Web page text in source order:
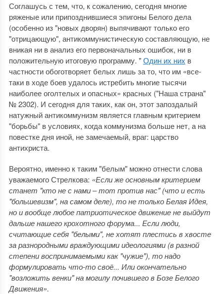
Соглашусь с тем, что, к сожалению, сегодня многие
ряженые или припозднившиеся эпигоны Белого дела
(особенно из "новых дворян) выпячивают только его
"отрицающую", антикоммунистическую составляющую, не
вникая ни в анализ его первоначальных ошибок, ни в
положительную итоговую программу. "Один их них в
частности обоготворяет белых лишь за то, что им «все-
таки в ходе боев удалось истребить многие тысячи
наиболее оголтелых и опасных» красных ("Наша страна"
№ 2302). И сегодня для таких, как он, этот запоздалый
натужный антикоммунизм является главным критерием
"борьбы" в условиях, когда коммунизма больше нет, а на
повестке дня иной, не замечаемый, враг: царство
антихриста.
Вероятно, именно к таким "белым" можно отнести слова
уважаемого Стрелкова: «Если же основным критерием
станет "кто не с нами ‒ тот против нас" (что и есть
"большевизм", на самом деле), то не только Белая Идея,
но и вообще любое патриотическое движение не выйдут
дальше нашего крохотного форума... Если люди,
считающие себя "белыми", не хотят плестись в хвосте
за разнородными враждующими идеологиями (в разной
степени воспринимаемыми как "чужие"), то надо
формулировать что-то своё... Или окончательно
"возложить венки" на могилу почившего в Бозе Белого
Движения».